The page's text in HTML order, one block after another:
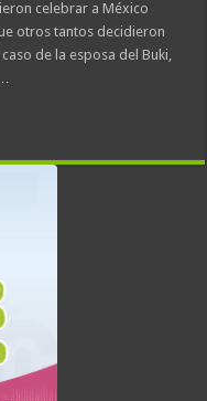
celebrar a México
otros tantos decidieron
de la esposa del Buki,